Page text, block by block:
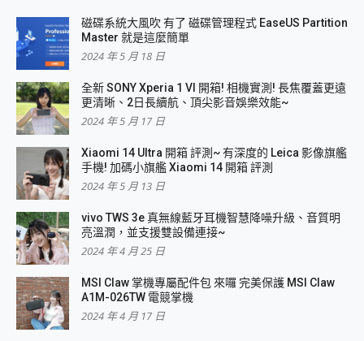
磁碟系統大風吹 有了 磁碟管理程式 EaseUS Partition
Master 就是這麼簡單
2024 年 5 月 18 日
全新 SONY Xperia 1 VI 開箱! 相機實測! 長焦覆蓋更遠
更清晰、2日長續航、頂尖影音娛樂效能~
2024 年 5 月 17 日
Xiaomi 14 Ultra 開箱 評測~ 有深度的 Leica 影像旗艦
手機! 加碼小旗艦 Xiaomi 14 開箱 評測
2024 年 5 月 13 日
vivo TWS 3e 真無線藍牙耳機智慧降噪升級、音質明
亮溫潤，並支援雙設備連接~
2024 年 4 月 25 日
MSI Claw 掌機專屬配件包 來囉 完美保護 MSI Claw
A1M-026TW 電競掌機
2024 年 4 月 17 日